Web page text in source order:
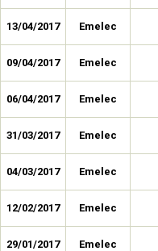
13/04/2017 Emelec
09/04/2017 Emelec
06/04/2017 Emelec
31/03/2017 Emelec
04/03/2017 Emelec
12/02/2017 Emelec
29/01/2017 Emelec